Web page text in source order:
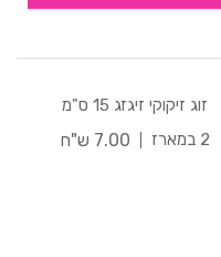
זוג זיקוקי זיגזג 15 ס"מ
2 במארז
7.00 ש"ח